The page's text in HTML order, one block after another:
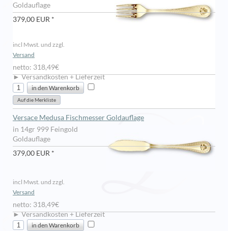
Goldauflage
379,00 EUR *
incl Mwst. und zzgl.
Versand
netto: 318,49€
► Versandkosten + Lieferzeit
Versace Medusa Fischmesser Goldauflage
in 14gr 999 Feingold
Goldauflage
379,00 EUR *
incl Mwst. und zzgl.
Versand
netto: 318,49€
► Versandkosten + Lieferzeit